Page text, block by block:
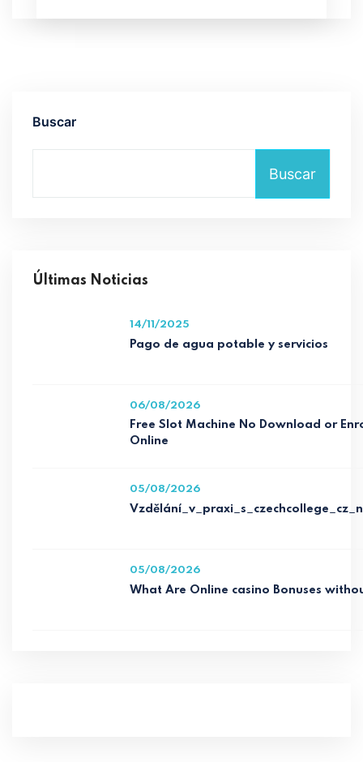
Buscar
Buscar
Últimas Noticias
14/11/2025
Pago de agua potable y servicios
06/08/2026
Free Slot Machine No Download or
Online
05/08/2026
05/08/2026
What Are Online casino Bonuses